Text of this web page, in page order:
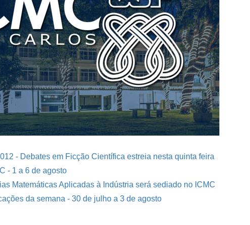
- Debates em Ficção Científica estreia nesta quinta feira
- 1 a 6 de agosto
Matemáticas Aplicadas à Indústria será sediado no ICMC
da semana - 30 de julho a 3 de agosto